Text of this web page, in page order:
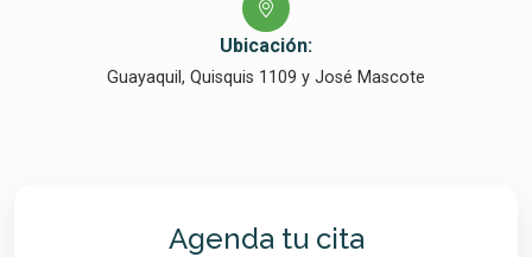
Ubicación:
Guayaquil, Quisquis 1109 y José Mascote
Agenda tu cita